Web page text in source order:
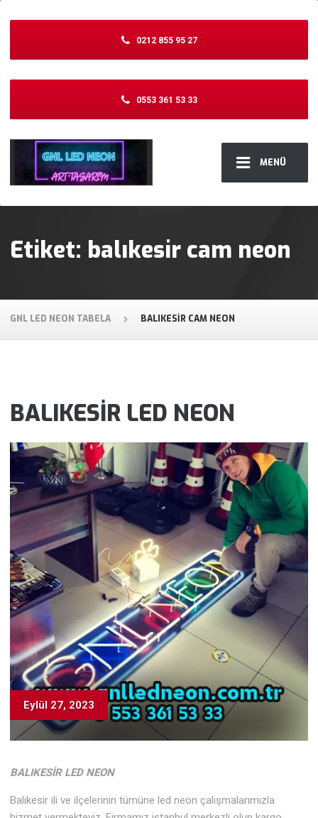
MENÜ
0212 855 95 27
0553 361 53 33
Etiket: balıkesir cam neon
GNL LED NEON TABELA BALIKESIR CAM NEON
BALIKESİR LED NEON
Eylül 27, 2023
BALIKESİR LED NEON
Balıkesir ili ve ilçelerinin tümüne led neon çalışmalarımızla